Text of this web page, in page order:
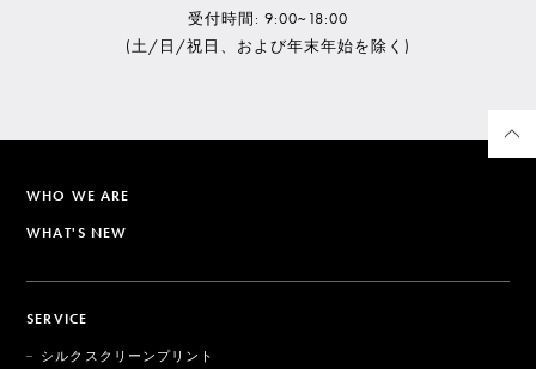
受付時間: 9:00~18:00
(土/日/祝日、および年末年始を除く)
WHO WE ARE
WHAT'S NEW
SERVICE
シルクスクリーンプリント